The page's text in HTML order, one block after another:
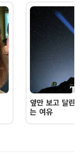
앞만 보고 달린
는 여유